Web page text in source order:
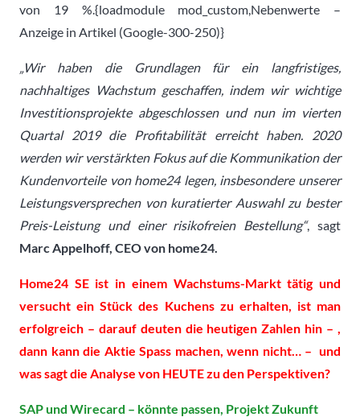
von 19 %.{loadmodule mod_custom,Nebenwerte –
Anzeige in Artikel (Google-300-250)}
„Wir haben die Grundlagen für ein langfristiges,
nachhaltiges Wachstum geschaffen, indem wir wichtige
Investitionsprojekte abgeschlossen und nun im vierten
Quartal 2019 die Profitabilität erreicht haben. 2020
werden wir verstärkten Fokus auf die Kommunikation der
Kundenvorteile von home24 legen, insbesondere unserer
Leistungsversprechen von kuratierter Auswahl zu bester
Preis-Leistung und einer risikofreien Bestellung“, sagt
Marc Appelhoff, CEO von home24.
Home24 SE ist in einem Wachstums-Markt tätig und
versucht ein Stück des Kuchens zu erhalten, ist man
erfolgreich – darauf deuten die heutigen Zahlen hin – ,
dann kann die Aktie Spass machen, wenn nicht… – und
was sagt die Analyse von HEUTE zu den Perspektiven?
SAP und Wirecard – könnte passen, Projekt Zukunft